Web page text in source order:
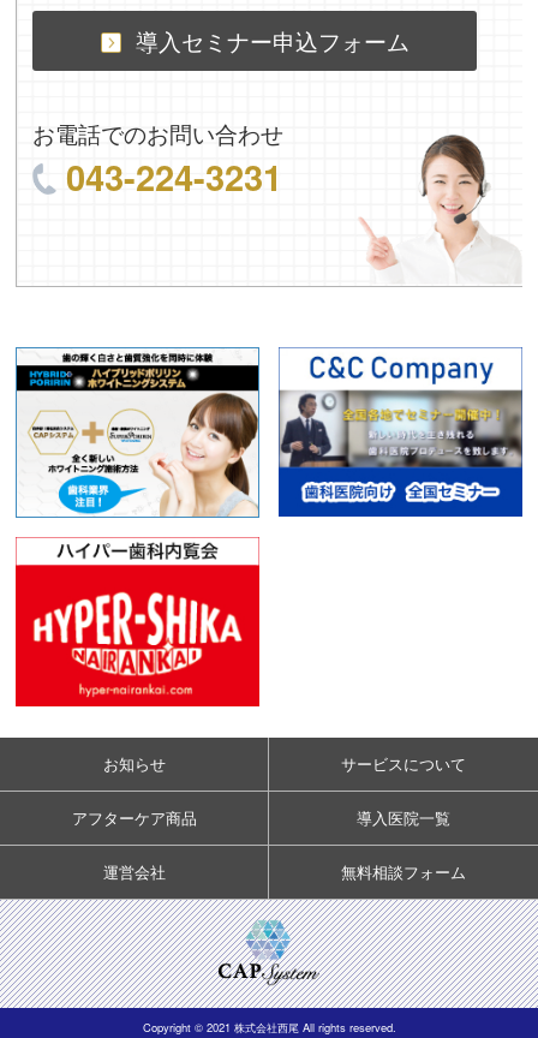
導入セミナー申込フォーム
お電話でのお問い合わせ
043-224-3231
お知らせ サービスについて
アフターケア商品 導入医院一覧
運営会社 無料相談フォーム
Copyright © 2021 株式会社西尾 All rights reserved.